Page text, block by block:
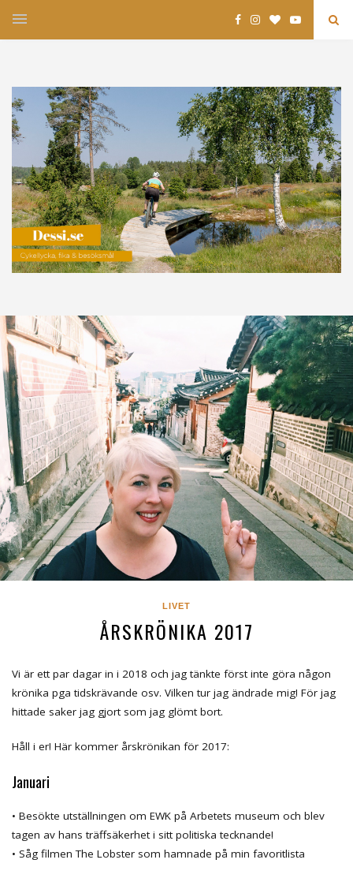
LIVET
ÅRSKRÖNIKA 2017
Vi är ett par dagar in i 2018 och jag tänkte först inte göra någon
krönika pga tidskrävande osv. Vilken tur jag ändrade mig! För jag
hittade saker jag gjort som jag glömt bort.
Håll i er! Här kommer årskrönikan för 2017:
Januari
• Besökte utställningen om EWK på Arbetets museum och blev
tagen av hans träffsäkerhet i sitt politiska tecknande!
• Såg filmen The Lobster som hamnade på min favoritlista